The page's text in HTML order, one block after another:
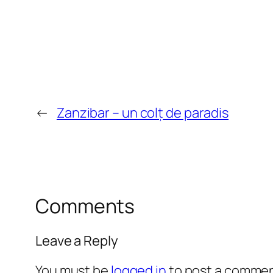
← Zanzibar – un colț de paradis
Comments
Leave a Reply